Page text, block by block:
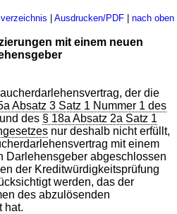
| Ausdrucken/PDF| nach oben
mit einem neuen
der die
Absatz 3 Satz 1 Nummer 1 des
und des § 18a Absatz 2a Satz 1
nur deshalb nicht erfüllt,
mit einem
Darlehensgeber abgeschlossen
der Kreditwürdigkeitsprüfung
werden, das der
des abzulösenden
hat.